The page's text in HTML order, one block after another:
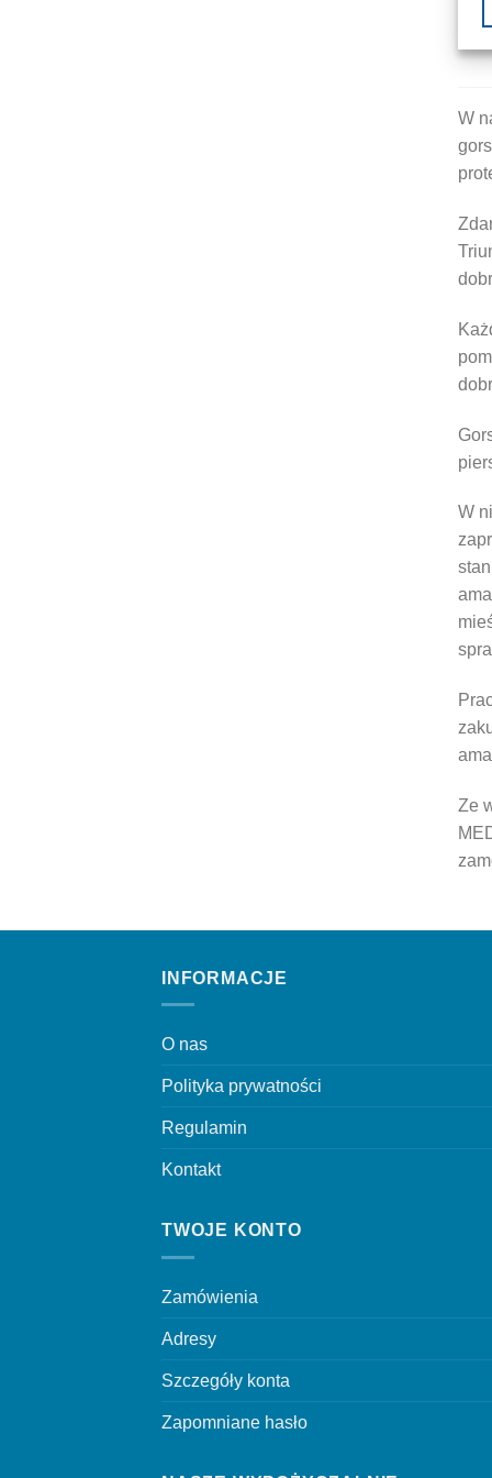
W
W
Ze
INFORMACJE
O nas
Polityka prywatności
Regulamin
Kontakt
TWOJE KONTO
Zamówienia
Adresy
Szczegóły konta
Zapomniane hasło